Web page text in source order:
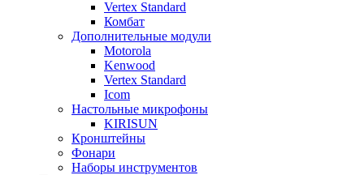
Vertex Standard
Комбат
Дополнительные модули
Motorola
Kenwood
Vertex Standard
Icom
Настольные микрофоны
KIRISUN
Кронштейны
Фонари
Наборы инструментов